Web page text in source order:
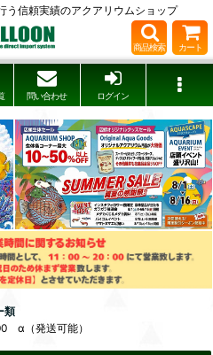
う信頼実績のアクアリウムショップ
商品検索 カート
問い合わせ ログイン
類
α（発送可能）